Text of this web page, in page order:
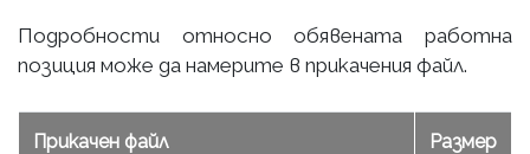
Подробности относно обявената работна
позиция може да намерите в прикачения файл.
Прикачен файл Размер